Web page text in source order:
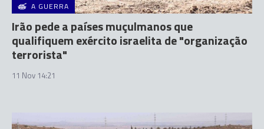
A GUERRA
Irão pede a países muçulmanos que
qualifiquem exército israelita de "organização
terrorista"
11 Nov 14:21